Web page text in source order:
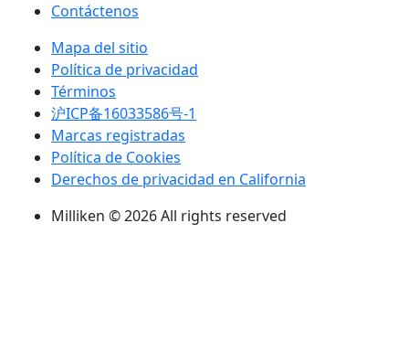
Contáctenos
Mapa del sitio
Política de privacidad
Términos
沪ICP备16033586号-1
Marcas registradas
Política de Cookies
Derechos de privacidad en California
Milliken © 2026 All rights reserved